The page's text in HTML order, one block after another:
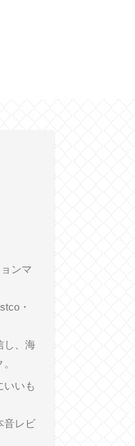
ンマ
・
し、海
いいも
音レビ